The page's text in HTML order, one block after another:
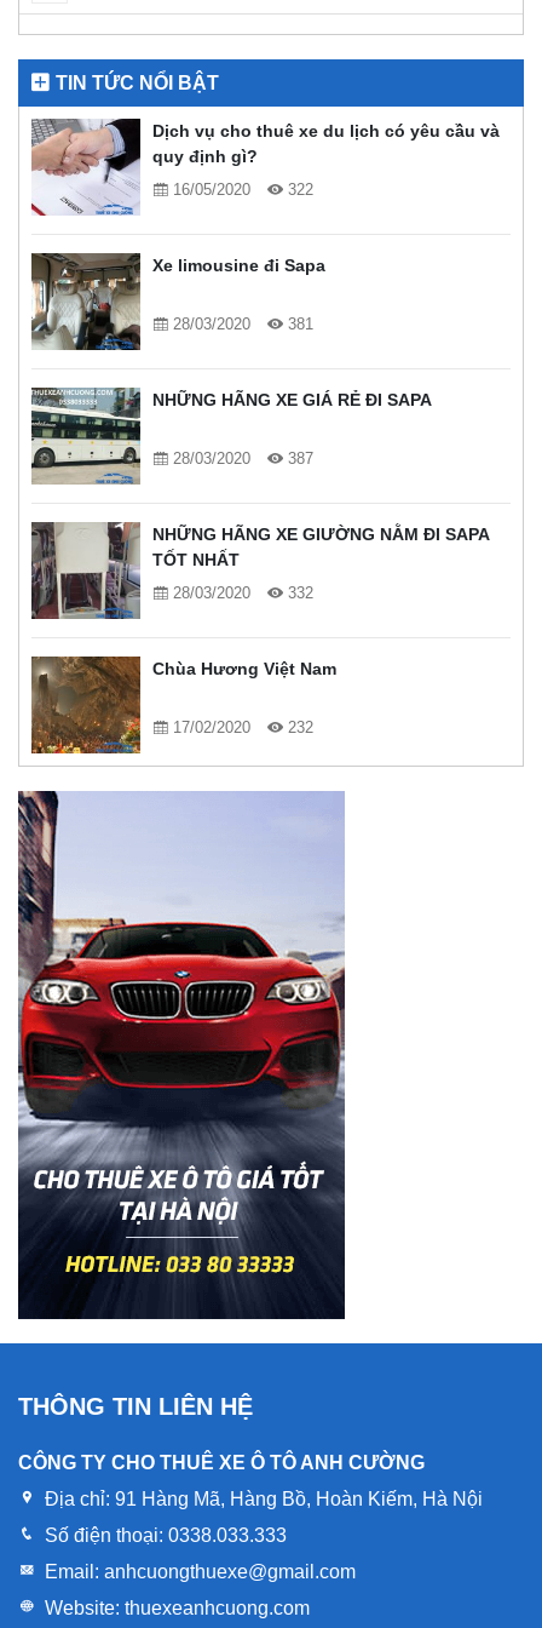
TIN TỨC NỔI BẬT
Dịch vụ cho thuê xe du lịch có yêu cầu và
quy định gì?
16/05/2020 322
Xe limousine đi Sapa
28/03/2020 381
NHỮNG HÃNG XE GIÁ RẺ ĐI SAPA
28/03/2020 387
NHỮNG HÃNG XE GIƯỜNG NẰM ĐI SAPA
TỐT NHẤT
28/03/2020 332
Chùa Hương Việt Nam
17/02/2020 232
THÔNG TIN LIÊN HỆ
CÔNG TY CHO THUÊ XE Ô TÔ ANH CƯỜNG
Địa chỉ: 91 Hàng Mã, Hàng Bồ, Hoàn Kiếm, Hà Nội
Số điện thoại: 0338.033.333
Email: anhcuongthuexe@gmail.com
Website: thuexeanhcuong.com